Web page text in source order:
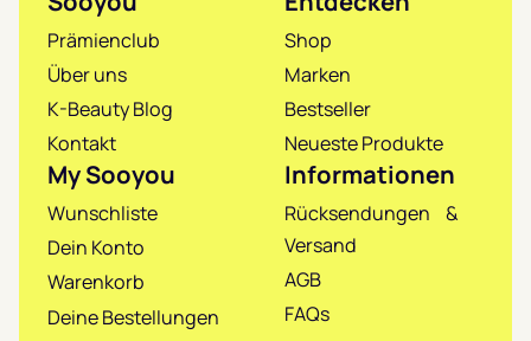
Prämienclub
Über uns
K-Beauty Blog
Kontakt
Shop
Marken
Bestseller
Neueste Produkte
My Sooyou
Wunschliste
Dein Konto
Warenkorb
Deine Bestellungen
Informationen
Rücksendungen &
Versand
AGB
FAQs